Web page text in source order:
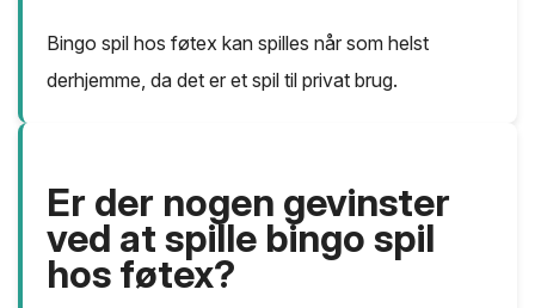
Bingo spil hos føtex kan spilles når som helst
derhjemme, da det er et spil til privat brug.
Er der nogen gevinster
ved at spille bingo spil
hos føtex?